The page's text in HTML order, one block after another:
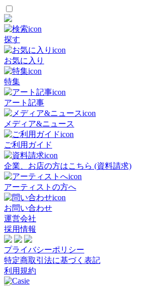
探す
お気に入り
特集
アート記事
メディア&ニュース
ご利用ガイド
企業、お店の方はこちら (資料請求)
アーティストの方へ
お問い合わせ
運営会社
採用情報
プライバシーポリシー
特定商取引法に基づく表記
利用規約